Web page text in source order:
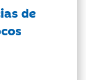
de